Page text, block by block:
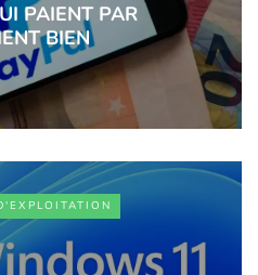
PAIENT PAR
BIEN